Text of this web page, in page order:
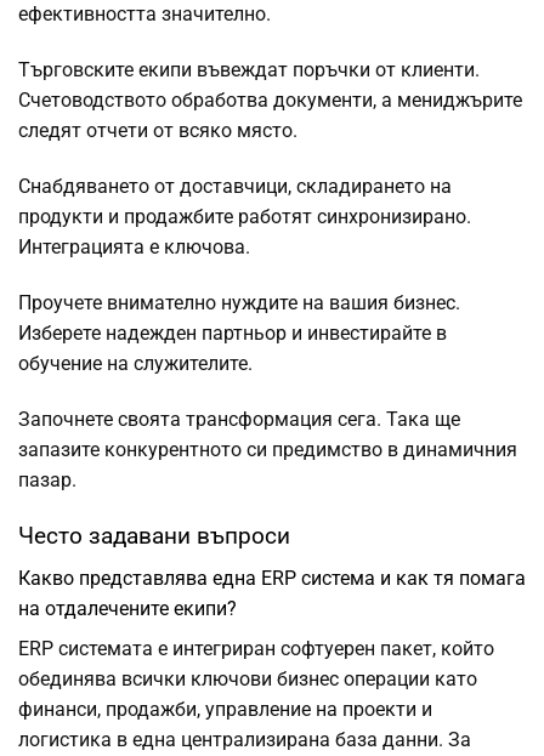
ефективността значително.
Търговските екипи въвеждат поръчки от клиенти.
Счетоводството обработва документи, а мениджърите
следят отчети от всяко място.
Снабдяването от доставчици, складирането на
продукти и продажбите работят синхронизирано.
Интеграцията е ключова.
Проучете внимателно нуждите на вашия бизнес.
Изберете надежден партньор и инвестирайте в
обучение на служителите.
Започнете своята трансформация сега. Така ще
запазите конкурентното си предимство в динамичния
пазар.
Често задавани въпроси
Какво представлява една ERP система и как тя помага
на отдалечените екипи?
ERP системата е интегриран софтуерен пакет, който
обединява всички ключови бизнес операции като
финанси, продажби, управление на проекти и
логистика в една централизирана база данни. За